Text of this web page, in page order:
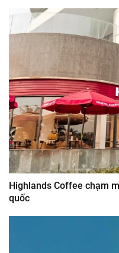
Highlands Coffee chạm
quốc